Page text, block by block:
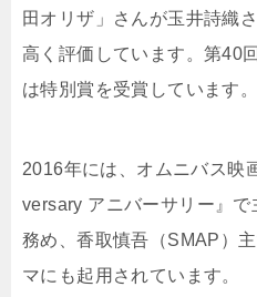
田オリザ」さんが玉井詩織
高く評価しています。第40
は特別賞を受賞しています。
2016年には、オムニバス映
versary アニバーサリー』で
務め、香取慎吾（SMAP）
マにも起用されています。